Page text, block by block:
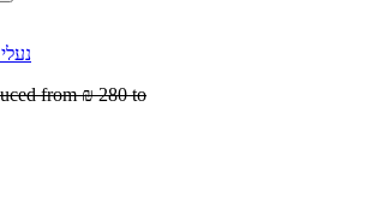
נעלי
from₪ 280 to